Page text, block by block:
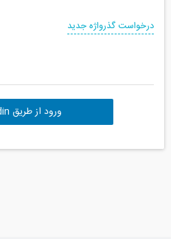
درخواست گذرواژه جدید
ورود از طریق Linkedin